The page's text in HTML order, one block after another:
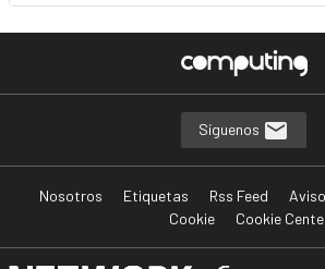
Síguenos
Nosotros Etiquetas Rss Feed
Cookie
Cookie